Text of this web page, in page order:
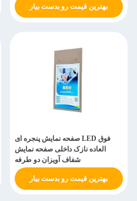
بهترین قیمت رو بدست بیار
صفحه نمایش پنجره ای LED فوق
العاده نازک داخلی صفحه نمایش
شفاف آویزان دو طرفه
بهترین قیمت رو بدست بیار